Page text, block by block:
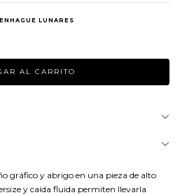
LUNARES
gráfico y abrigo en una pieza de alto
y caída fluida permiten llevarla